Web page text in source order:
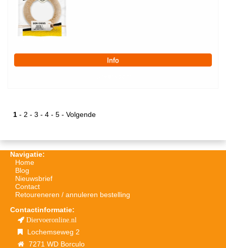
1 - 2 - 3 - 4 - 5 - Volgende
Navigatie:
Home
Blog
Nieuwsbrief
Contact
Retoureneren / annuleren bestelling
Contactinformatie:
Diervoeronline.nl
Lochemseweg 2
7271 WD Borculo